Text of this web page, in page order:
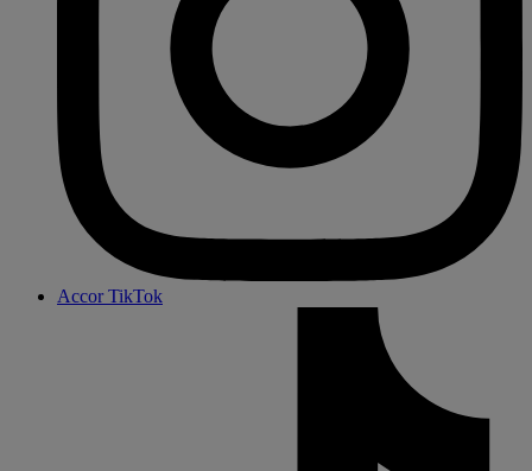
Accor TikTok